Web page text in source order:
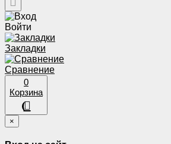
Войти
Закладки
Сравнение
0
Корзина
×